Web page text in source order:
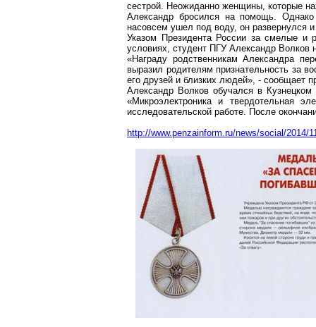
сестрой. Неожиданно женщины, которые
Александр бросился на помощь.
насовсем ушел под воду, он развернулся
Указом Президента России за смелые и
условиях, студент ПГУ Александр Волков
«Награду родственникам Александра
выразил родителям признательность за
его друзей и близких людей», - сообщает
Александр Волков обучался в Кузнецком
«Микроэлектроника и твердотельная
исследовательской работе. После
http://www.penzainform.ru/news/social/2014/